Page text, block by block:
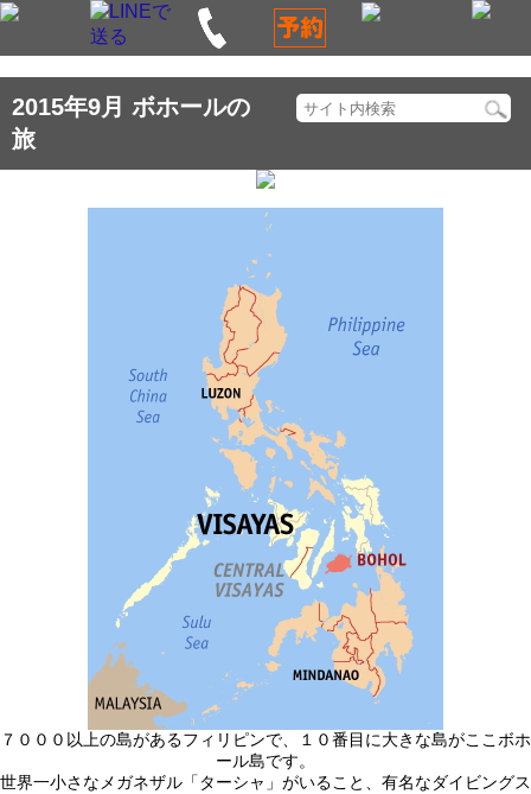
2015年9月 ボホールの
旅
７０００以上の島があるフィリピンで、１０番目に大きな島がここボホ
ール島です。
世界一小さなメガネザル「ターシャ」がいること、有名なダイビングス